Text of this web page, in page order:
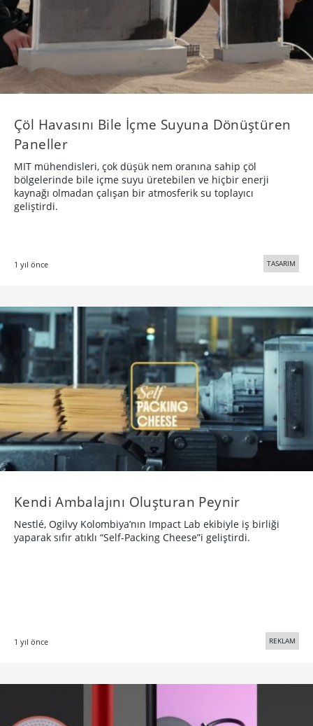
Çöl Havasını Bile İçme Suyuna Dönüştüren
Paneller
MIT mühendisleri, çok düşük nem oranına sahip çöl
bölgelerinde bile içme suyu üretebilen ve hiçbir enerji
kaynağı olmadan çalışan bir atmosferik su toplayıcı
geliştirdi.
1 yıl önce TASARIM
Kendi Ambalajını Oluşturan Peynir
Nestlé, Ogilvy Kolombiya’nın Impact Lab ekibiyle iş birliği
yaparak sıfır atıklı “Self-Packing Cheese”i geliştirdi.
1 yıl önce REKLAM